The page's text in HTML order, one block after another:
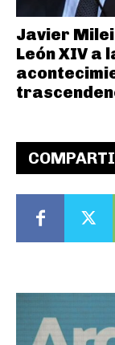
Javier
León XIV a